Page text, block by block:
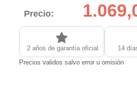
Precio:
2 años de garantía oficial 14
Precios validos salvo error u omisión